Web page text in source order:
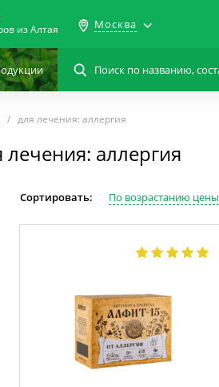
из Алтая
Москва
для лечения: аллергия
аллергия
Сортировать: По возрастанию цены